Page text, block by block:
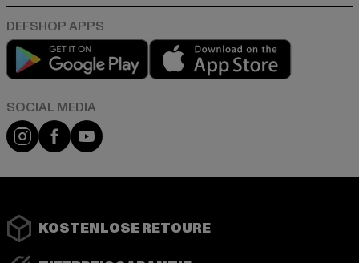
Play market
Instagram
FacebookYouTube
KOSTENLOSE RETOURE